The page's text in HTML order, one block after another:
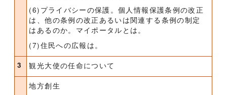
(6)プライバシーの保護。個人情報保護条例の改正
は、他の条例の改正あるいは関連する条例の制定
はあるのか。マイポータルとは。
(7)住民への広報は。
3 観光大使の任命について
地方創生